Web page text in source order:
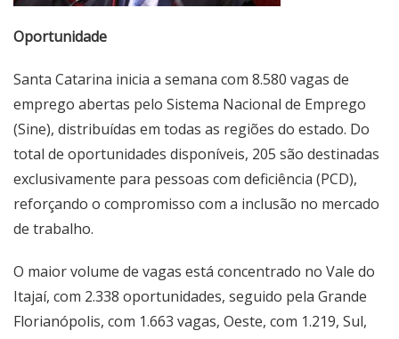
Oportunidade
Santa Catarina inicia a semana com 8.580 vagas de
emprego abertas pelo Sistema Nacional de Emprego
(Sine), distribuídas em todas as regiões do estado. Do
total de oportunidades disponíveis, 205 são destinadas
exclusivamente para pessoas com deficiência (PCD),
reforçando o compromisso com a inclusão no mercado
de trabalho.
O maior volume de vagas está concentrado no Vale do
Itajaí, com 2.338 oportunidades, seguido pela Grande
Florianópolis, com 1.663 vagas, Oeste, com 1.219, Sul,